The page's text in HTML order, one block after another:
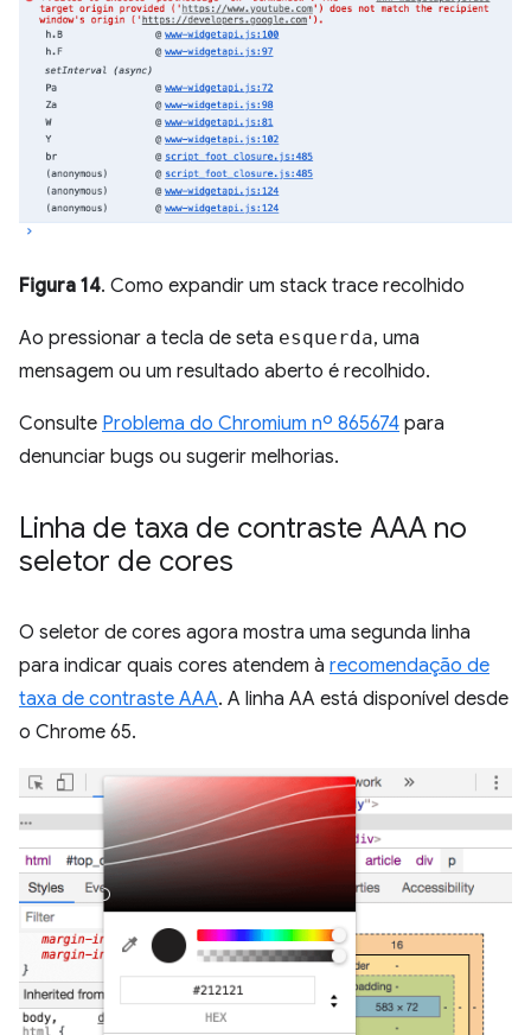
Figura 14. Como expandir um stack trace recolhido
Ao pressionar a tecla de seta esquerda, uma
mensagem ou um resultado aberto é recolhido.
Consulte Problema do Chromium nº 865674 para
denunciar bugs ou sugerir melhorias.
Linha de taxa de contraste AAA no
seletor de cores
O seletor de cores agora mostra uma segunda linha
para indicar quais cores atendem à recomendação de
taxa de contraste AAA. A linha AA está disponível desde
o Chrome 65.